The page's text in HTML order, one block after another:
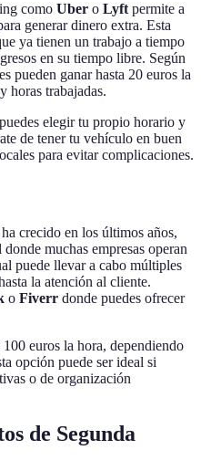
como Uber o Lyft permite a
generar dinero extra. Esta
ya tienen un trabajo a tiempo
en su tiempo libre. Según
pueden ganar hasta 20 euros la
horas trabajadas.
elegir tu propio horario y
de tener tu vehículo en buen
para evitar complicaciones.
crecido en los últimos años,
muchas empresas operan
puede llevar a cabo múltiples
la atención al cliente.
o Fiverr donde puedes ofrecer
euros la hora, dependiendo
opción puede ser ideal si
o de organización
de Segunda